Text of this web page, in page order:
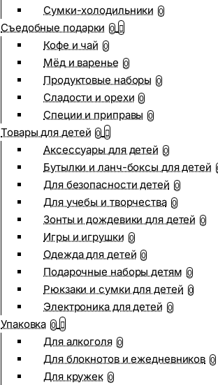
Сумки-холодильники 0
Съедобные подарки 0
Кофе и чай 0
Мёд и варенье 0
Продуктовые наборы 0
Сладости и орехи 0
Специи и приправы 0
Товары для детей 0
Аксессуары для детей 0
Бутылки и ланч-боксы для детей
Для безопасности детей 0
Для учебы и творчества 0
Зонты и дождевики для детей 0
Игры и игрушки 0
Одежда для детей 0
Подарочные наборы детям 0
Рюкзаки и сумки для детей 0
Электроника для детей 0
Упаковка 0
Для алкоголя 0
Для блокнотов и ежедневников 0
Для кружек 0